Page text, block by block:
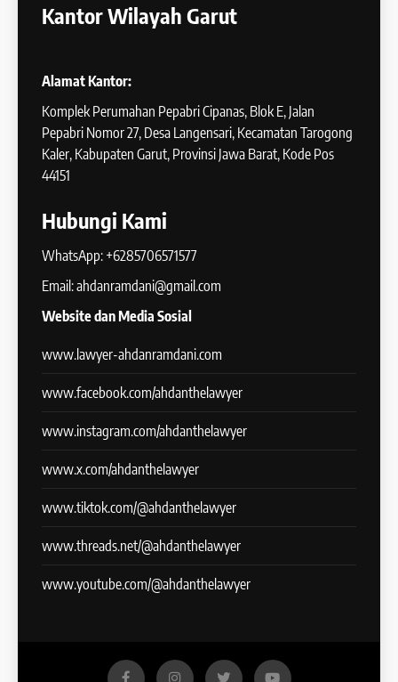
Kantor Wilayah Garut
Alamat Kantor:
Komplek Perumahan Pepabri Cipanas, Blok E, Jalan
Pepabri Nomor 27, Desa Langensari, Kecamatan Tarogong
Kaler, Kabupaten Garut, Provinsi Jawa Barat, Kode Pos
44151
Hubungi Kami
WhatsApp: +6285706571577
Email: ahdanramdani@gmail.com
Website dan Media Sosial
www.lawyer-ahdanramdani.com
www.facebook.com/ahdanthelawyer
www.instagram.com/ahdanthelawyer
www.x.com/ahdanthelawyer
www.tiktok.com/@ahdanthelawyer
www.threads.net/@ahdanthelawyer
www.youtube.com/@ahdanthelawyer